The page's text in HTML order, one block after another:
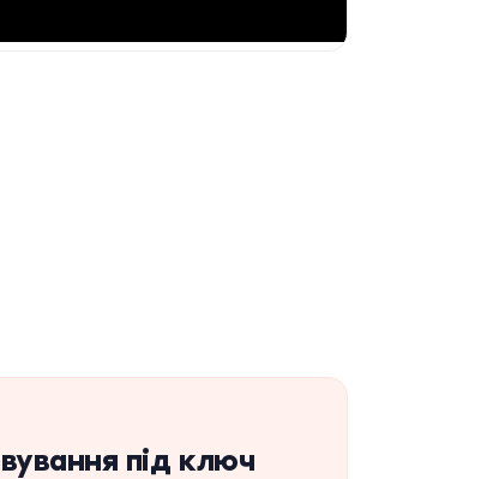
під ключ